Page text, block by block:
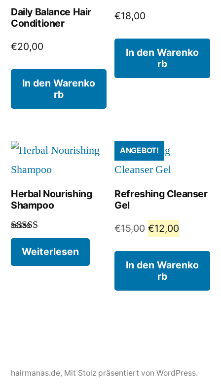
Daily Balance Hair
Conditioner
€20,00
In den Warenko
rb
€18,00
In den Warenko
rb
Herbal Nourishing
Shampoo
Bewertet
mit4.00
von 5
Weiterlesen
ANGEBOT!
Refreshing Cleanser
Gel
€15,00 Ursprünglicher
war:
€15,00
€12,00
ist:
In den Warenko
rb
hairmanas.de, Mit Stolz präsentiert von WordPress.